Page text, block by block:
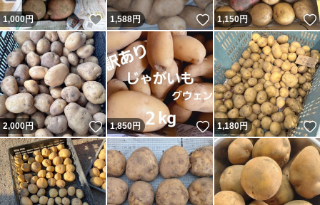
1,000円 いいね！
1,588円 いいね！
1,150円
2,000円 いいね！
1,850円 いいね！
1,180円